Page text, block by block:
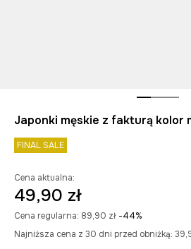
Japonki męskie z fakturą kolor
FINAL SALE
Cena aktualna:
49,90 zł
Cena regularna: 89,90 zł -44%
Najniższa cena z 30 dni przed obniżką: